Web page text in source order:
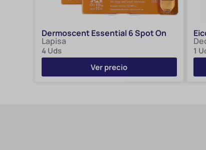
Dermoscent Essential 6 Spot On
Lapisa
4 Uds
Ver precio
1